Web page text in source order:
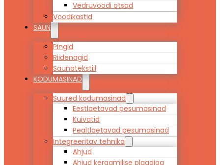
Vedruvoodi otsad
Voodikastid
SAUN
Pingid
Riidenagid
Saunatekstiil
KODUMASINAD
Suured kodumasinad
Eestlaetavad pesumasinad
Kuivatid
Pealtlaetavad pesumasinad
Integreeritav tehnika
Ahjud
Ahjud keraamilise plaadiga